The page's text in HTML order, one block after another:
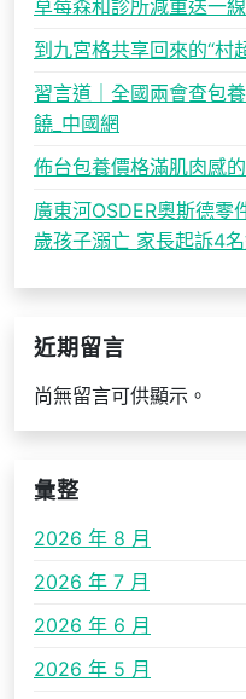
草莓森和診所減重送一線
到九宮格共享回來的“村
習言道｜全國兩會查包
饒_中國網
佈台包養價格滿肌肉感
廣東河OSDER奧斯德零
歲孩子溺亡 家長起訴4
近期留言
尚無留言可供顯示。
彙整
2026 年 8 月
2026 年 7 月
2026 年 6 月
2026 年 5 月